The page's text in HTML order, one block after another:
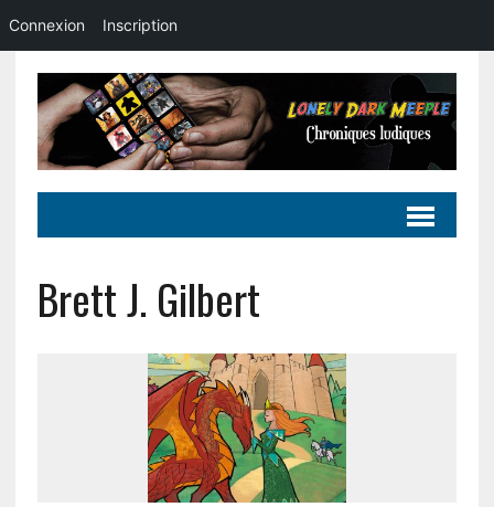
Brett J. Gilbert
Connexion Inscription